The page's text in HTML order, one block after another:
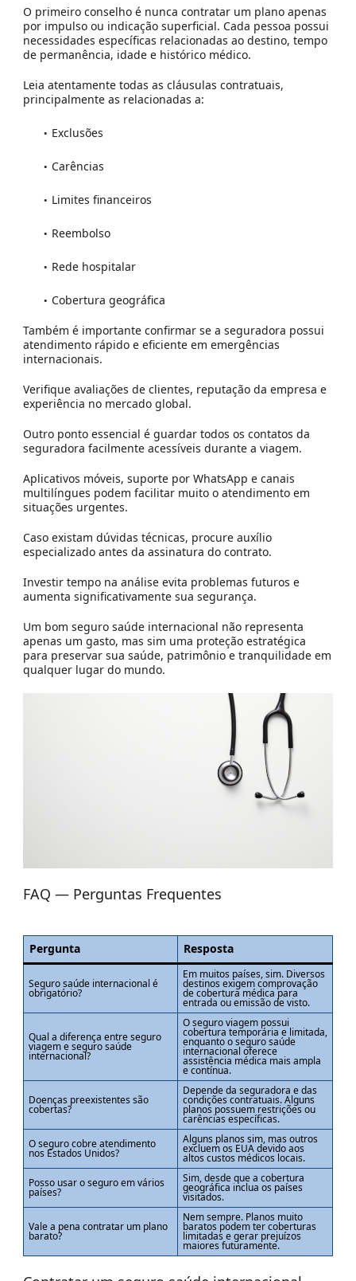
O primeiro conselho é nunca contratar um plano apenas
por impulso ou indicação superficial. Cada pessoa possui
necessidades específicas relacionadas ao destino, tempo
de permanência, idade e histórico médico.
Leia atentamente todas as cláusulas contratuais,
principalmente as relacionadas a:
Exclusões
Carências
Limites financeiros
Reembolso
Rede hospitalar
Cobertura geográfica
Também é importante confirmar se a seguradora possui
atendimento rápido e eficiente em emergências
internacionais.
Verifique avaliações de clientes, reputação da empresa e
experiência no mercado global.
Outro ponto essencial é guardar todos os contatos da
seguradora facilmente acessíveis durante a viagem.
Aplicativos móveis, suporte por WhatsApp e canais
multilíngues podem facilitar muito o atendimento em
situações urgentes.
Caso existam dúvidas técnicas, procure auxílio
especializado antes da assinatura do contrato.
Investir tempo na análise evita problemas futuros e
aumenta significativamente sua segurança.
Um bom seguro saúde internacional não representa
apenas um gasto, mas sim uma proteção estratégica
para preservar sua saúde, patrimônio e tranquilidade em
qualquer lugar do mundo.
FAQ — Perguntas Frequentes
Pergunta Resposta
Seguro saúde internacional é
obrigatório?
Em muitos países, sim. Diversos
destinos exigem comprovação
de cobertura médica para
entrada ou emissão de visto.
Qual a diferença entre seguro
viagem e seguro saúde
internacional?
O seguro viagem possui
cobertura temporária e limitada,
enquanto o seguro saúde
internacional oferece
assistência médica mais ampla
e contínua.
Doenças preexistentes são
cobertas?
Depende da seguradora e das
condições contratuais. Alguns
planos possuem restrições ou
carências específicas.
O seguro cobre atendimento
nos Estados Unidos?
Alguns planos sim, mas outros
excluem os EUA devido aos
altos custos médicos locais.
Posso usar o seguro em vários
países?
Sim, desde que a cobertura
geográfica inclua os países
visitados.
Vale a pena contratar um plano
barato?
Nem sempre. Planos muito
baratos podem ter coberturas
limitadas e gerar prejuízos
maiores futuramente.